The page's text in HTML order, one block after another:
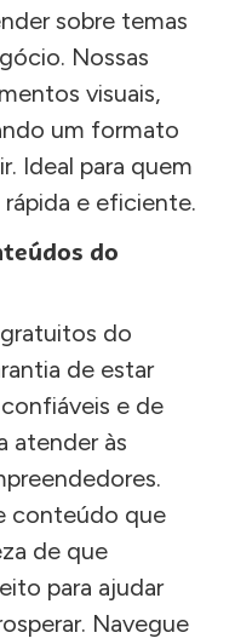
sobre temas
Nossas
visuais,
um formato
Ideal para quem
e eficiente.
do
do
de estar
e de
atender às
conteúdo que
de que
para ajudar
Navegue